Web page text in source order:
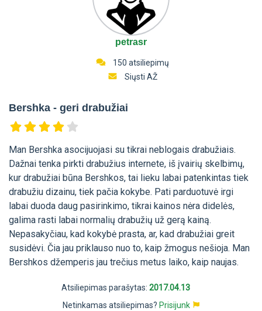
petrasr
150 atsiliepimų
Siųsti AŽ
Bershka - geri drabužiai
Man Bershka asocijuojasi su tikrai neblogais drabužiais.
Dažnai tenka pirkti drabužius internete, iš įvairių skelbimų,
kur drabužiai būna Bershkos, tai lieku labai patenkintas tiek
drabužiu dizainu, tiek pačia kokybe. Pati parduotuvė irgi
labai duoda daug pasirinkimo, tikrai kainos nėra didelės,
galima rasti labai normalių drabužių už gerą kainą.
Nepasakyčiau, kad kokybė prasta, ar, kad drabužiai greit
susidėvi. Čia jau priklauso nuo to, kaip žmogus nešioja. Man
Bershkos džemperis jau trečius metus laiko, kaip naujas.
Atsiliepimas parašytas: 2017.04.13
Netinkamas atsiliepimas? Prisijunk